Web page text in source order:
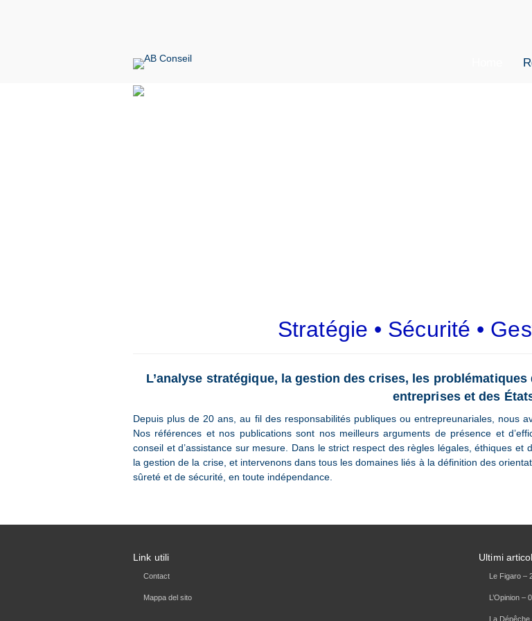
Stratégie • Sécurité •
L’analyse stratégique, la gestion des crises, les
entreprises et des
Depuis plus de 20 ans, au fil des responsabilités publiques ou entrepreunariales, nous
Nos références et nos publications sont nos meilleurs arguments de présence et
conseil et d’assistance sur mesure. Dans le strict respect des règles légales, éthiques
la gestion de la crise, et intervenons dans tous les domaines liés à la définition des
sûreté et de sécurité, en toute indépendance.
Link utili
Contact
Mappa del sito
Ultimi
Le Figaro –
L’Opinion –
La